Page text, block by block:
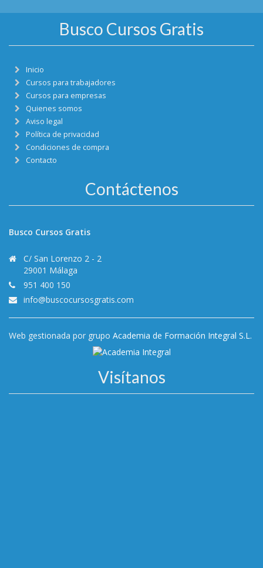
Busco Cursos Gratis
Inicio
Cursos para trabajadores
Cursos para empresas
Quienes somos
Aviso legal
Política de privacidad
Condiciones de compra
Contacto
Contáctenos
Busco Cursos Gratis
C/ San Lorenzo 2 - 2
29001 Málaga
951 400 150
info@buscocursosgratis.com
Web gestionada por grupo Academia de Formación Integral S.L.
Visítanos